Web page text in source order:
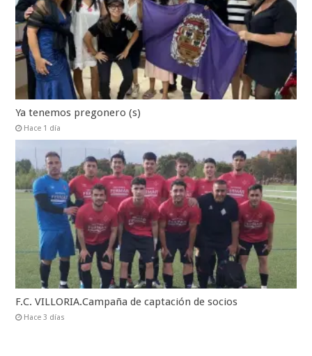
Ya tenemos pregonero (s)
Hace 1 día
F.C. VILLORIA.Campaña de captación de socios
Hace 3 días